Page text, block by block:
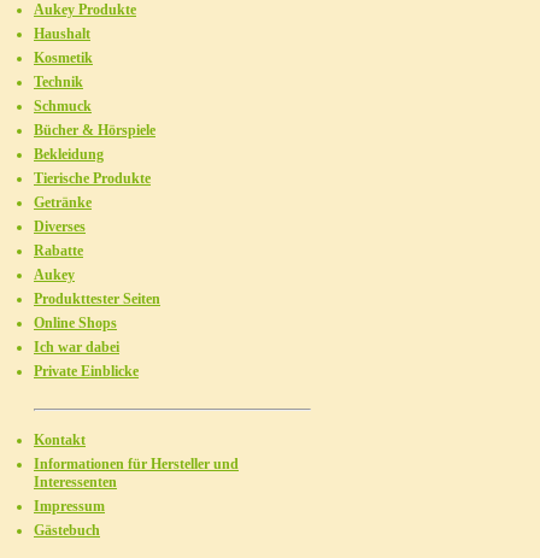
Aukey Produkte
Haushalt
Kosmetik
Technik
Schmuck
Bücher & Hörspiele
Bekleidung
Tierische Produkte
Getränke
Diverses
Rabatte
Aukey
Produkttester Seiten
Online Shops
Ich war dabei
Private Einblicke
Kontakt
Informationen für Hersteller und
Interessenten
Impressum
Gästebuch